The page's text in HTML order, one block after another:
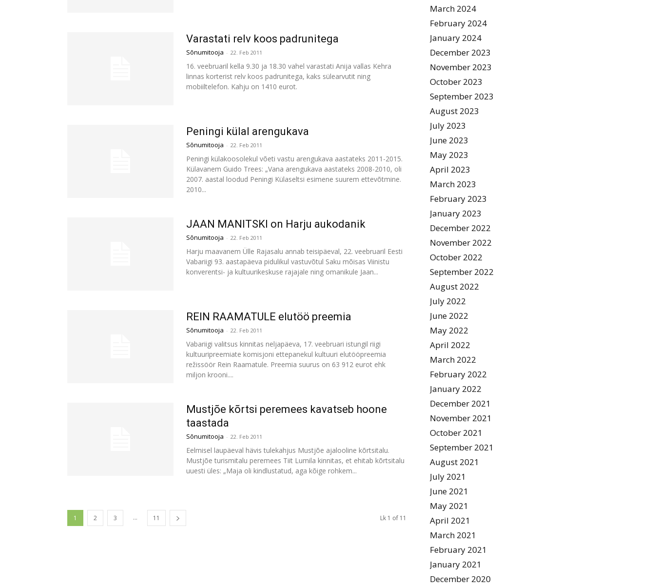
Varastati relv koos padrunitega
Sõnumitooja - 22. Feb 2011
16. veebruaril kella 9.30 ja 18.30 vahel varastati Anija vallas Kehra
linnas korterist relv koos padrunitega, kaks sülearvutit ning
mobiiltelefon. Kahju on 1410 eurot.
Peningi külal arengukava
Sõnumitooja - 22. Feb 2011
Peningi külakoosolekul võeti vastu arengukava aastateks 2011-2015.
Külavanem Guido Trees: „Vana arengukava aastateks 2008-2010, oli
2007. aastal loodud Peningi Külaseltsi esimene suurem ettevõtmine.
2010...
JAAN MANITSKI on Harju aukodanik
Sõnumitooja - 22. Feb 2011
Harju maavanem Ülle Rajasalu annab teisipäeval, 22. veebruaril Eesti
Vabariigi 93. aastapäeva pidulikul vastuvõtul Saku mõisas Viinistu
konverentsi- ja kultuurikeskuse rajajale ning omanikule Jaan...
REIN RAAMATULE elutöö preemia
Sõnumitooja - 22. Feb 2011
Vabariigi valitsus kinnitas neljapäeva, 17. veebruari istungil riigi
kultuuripreemiate komisjoni ettepanekul kultuuri elutööpreemia
režissöör Rein Raamatule. Preemia suurus on 63 912 eurot ehk
miljon krooni....
Mustjõe kõrtsi peremees kavatseb hoone
taastada
Sõnumitooja - 22. Feb 2011
Eelmisel laupäeval hävis tulekahjus Mustjõe ajalooline kõrtsitalu.
Mustjõe turismitalu peremees Tiit Lumila kinnitas, et ehitab kõrtsitalu
uuesti üles: „Maja oli kindlustatud, aga kõige rohkem...
1 2 3 ... 11 Lk 1 of 11
March 2024
February 2024
January 2024
December 2023
November 2023
October 2023
September 2023
August 2023
July 2023
June 2023
May 2023
April 2023
March 2023
February 2023
January 2023
December 2022
November 2022
October 2022
September 2022
August 2022
July 2022
June 2022
May 2022
April 2022
March 2022
February 2022
January 2022
December 2021
November 2021
October 2021
September 2021
August 2021
July 2021
June 2021
May 2021
April 2021
March 2021
February 2021
January 2021
December 2020